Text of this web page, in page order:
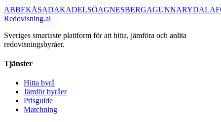
ABBEKÅSADAKADELSÖAGNESBERGAGUNNARYD
Redovisning.ai
Sveriges smartaste plattform för att hitta, jämföra och anlita
redovisningsbyråer.
Tjänster
Hitta byrå
Jämför byråer
Prisguide
Matchning